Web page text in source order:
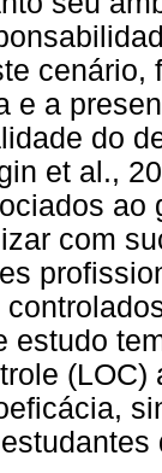
cenário,
e a
do
et al.,
ao
com
estudo
(LOC)